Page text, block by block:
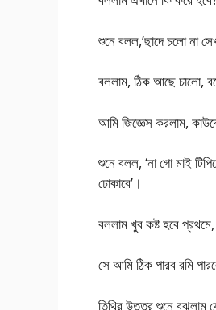
শুনে বলল,’ছাদে চলো না
বললাম, ঠিক আছে চালো,
আমি জিজ্ঞেস করলাম,
শুনে বলল, ‘না গো মাই
ঢোকাবে’।
বললাম খুব কষ্ট হবে
সে আমি ঠিক পারব রমি
তিথির উত্তর শুনে বুঝলাম